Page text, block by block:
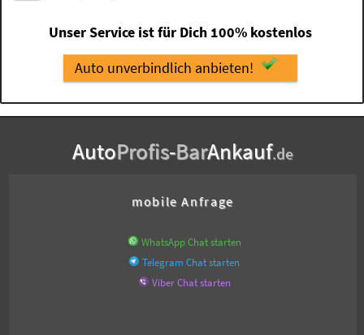
Unser Service ist für Dich 100% kostenlos
Auto unverbindlich anbieten!
AutoProfis-BarAnkauf.de
mobile Anfrage
WhatsApp Chat starten
Telegram Chat starten
Viber Chat starten